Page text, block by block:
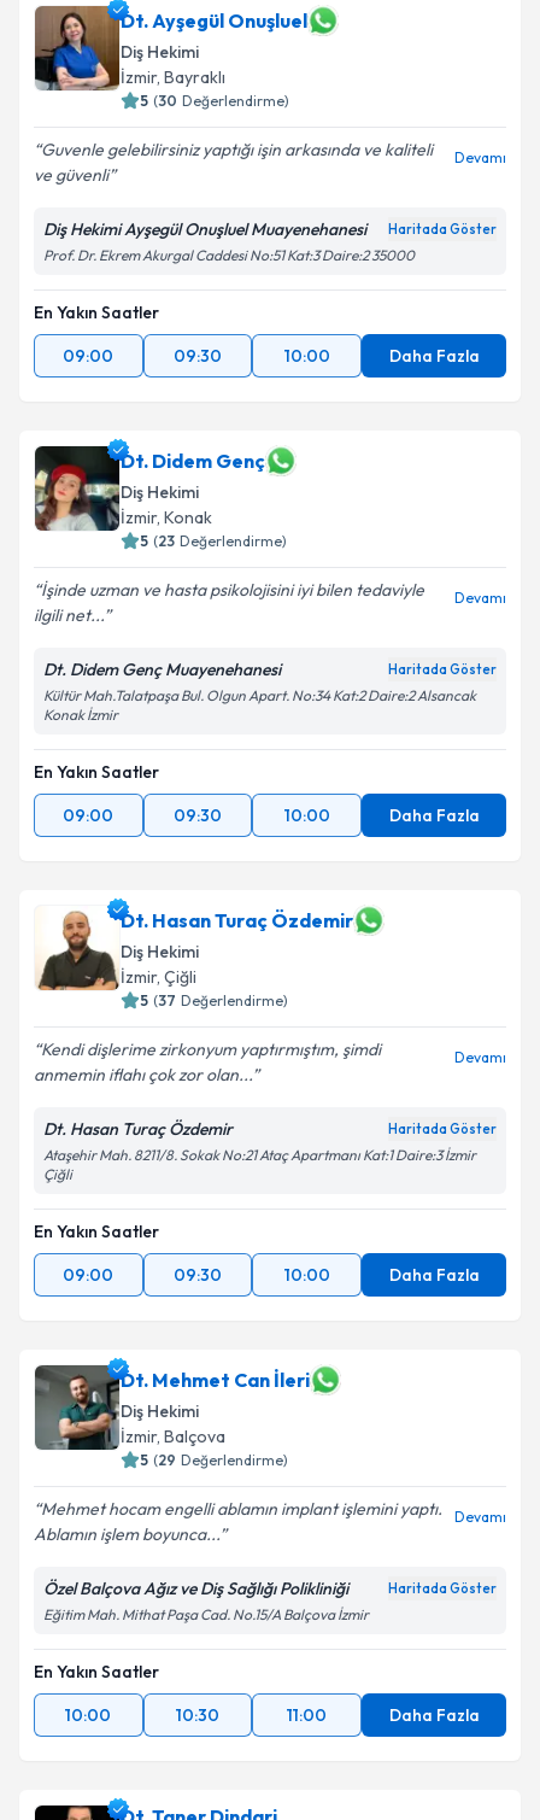
Dt. Ayşegül Onuşluel
Diş Hekimi
İzmir, Bayraklı
5 (30 Değerlendirme)
Guvenle gelebilirsiniz yaptığı işin arkasında ve kaliteli
ve güvenli
Devamı
Diş Hekimi Ayşegül Onuşluel Muayenehanesi Haritada Göster
Prof. Dr. Ekrem Akurgal Caddesi No:51 Kat:3 Daire:2 35000
En Yakın Saatler
09:00
09:30 10:00 Daha Fazla
Dt. Didem Genç
Diş Hekimi
İzmir, Konak
5 (23 Değerlendirme)
İşinde uzman ve hasta psikolojisini iyi bilen tedaviyle
ilgili net...
Devamı
Dt. Didem Genç Muayenehanesi Haritada Göster
Kültür Mah.Talatpaşa Bul. Olgun Apart. No:34 Kat:2 Daire:2 Alsancak
Konak İzmir
En Yakın Saatler
09:00
09:30 10:00 Daha Fazla
Dt. Hasan Turaç Özdemir
Diş Hekimi
İzmir, Çiğli
5 (37 Değerlendirme)
Kendi dişlerime zirkonyum yaptırmıştım, şimdi
anmemin iflahı çok zor olan...
Devamı
Dt. Hasan Turaç Özdemir Haritada Göster
Ataşehir Mah. 8211/8. Sokak No:21 Ataç Apartmanı Kat:1 Daire:3 İzmir
Çiğli
En Yakın Saatler
09:00
09:30 10:00 Daha Fazla
Dt. Mehmet Can İleri
Diş Hekimi
İzmir, Balçova
5 (29 Değerlendirme)
Mehmet hocam engelli ablamın implant işlemini yaptı.
Ablamın işlem boyunca...
Devamı
Özel Balçova Ağız ve Diş Sağlığı Polikliniği Haritada Göster
Eğitim Mah. Mithat Paşa Cad. No.15/A Balçova İzmir
En Yakın Saatler
10:00
10:30 11:00 Daha Fazla